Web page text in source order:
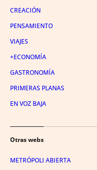
CREACIÓN
PENSAMIENTO
VIAJES
+ECONOMÍA
GASTRONOMÍA
PRIMERAS PLANAS
EN VOZ BAJA
Otras webs
METRÓPOLI ABIERTA